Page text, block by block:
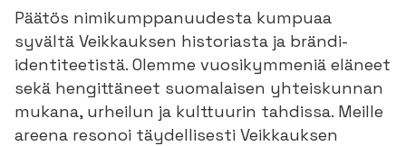
Päätös nimikumppanuudesta kumpuaa
syvältä Veikkauksen historiasta ja brändi-
identiteetistä. Olemme vuosikymmeniä eläneet
sekä hengittäneet suomalaisen yhteiskunnan
mukana, urheilun ja kulttuurin tahdissa. Meille
areena resonoi täydellisesti Veikkauksen